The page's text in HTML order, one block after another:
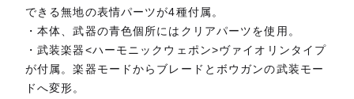
できる無地の表情パーツが4種付属。
・本体、武器の青色個所にはクリアパーツを使用。
・武装楽器<ハーモニックウェポン>ヴァイオリンタイプ
が付属。楽器モードからブレードとボウガンの武装モー
ドへ変形。